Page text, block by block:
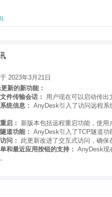
制：符合用户习惯的操作体验
提供了丰富的个性化定制选项，用
载器，用户可以随时随地在不同
2023年3月21日
新的新功能：
件传输会话：
用户现在可以启动传出
统信息： AnyDesk引入了访问远程系
启：
新版本包括远程重启功能，使用
道功能： AnyDesk引入了TCP隧道功
问：
此更新改进了交互式访问，确保
和最近应用按钮的支持： AnyDesk现